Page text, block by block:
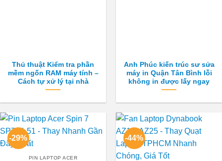
Thủ thuật Kiểm tra phần
mềm ngốn RAM máy tính –
Cách tự xử lý tại nhà
Anh Phúc kiến trúc sư sửa
máy in Quận Tân Bình lỗi
không in được lấy ngay
-29%
PIN LAPTOP ACER
-44%